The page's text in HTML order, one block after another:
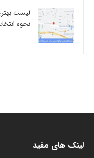
لیست
نحوه
لینک های مفید